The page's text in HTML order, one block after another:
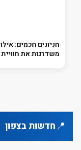
חניונים חכמים:
משדרגות את
📍חדשות בצפון